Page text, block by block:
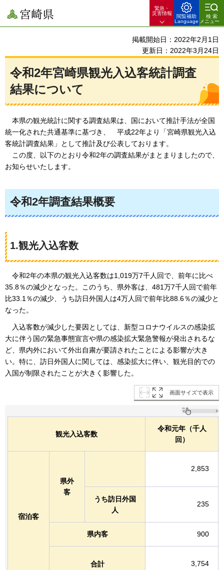
宮崎県
緊急・
災害情報
閲覧補助
Language
検索
メニュー
掲載開始日：2022年2月1日
更新日：2022年3月24日
令和2年宮崎県観光入込客統計調査
結果について
本県の観光統計に関する調査結果は、国において推計手法が全国
統一化された共通基準に基づき、
平成22年より「宮崎県観光入込
客統計調査結果」として推計及び公表しております。
この度 、以下のとおり令和2年の調査結果がまとまりましたので、
お知らせいたします。
令和2年調査結果概要
1.観光入込客数
令和2年の本県の観光入込客数は1,019万7千人回で、前年に比べ
35.8％の減少となった。このうち、県外客は、481万7千人回で前年
比33.1％の減少、うち訪日外国人は4万人回で前年比88.6％の減少と
なった。
入込客数が減少した要因としては、新型コロナウイルスの感染拡
大に伴う国の緊急事態宣言や県の感染拡大緊急警報が発出されるな
ど、県内外において外出自粛が要請されたことによる影響が大き
い。特に、訪日外国人に関しては、感染拡大に伴い、観光目的での
入国が制限されたことが大きく影響した。
画面サイズで表示
観光入込客数
令和元年（千人
回）
宿泊客
県外
客
2,853
うち訪日外国
人
235
県内客 900
合計 3,754